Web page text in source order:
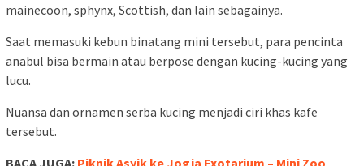
mainecoon, sphynx, Scottish, dan lain sebagainya.
Saat memasuki kebun binatang mini tersebut, para pencinta
anabul bisa bermain atau berpose dengan kucing-kucing yang
lucu.
Nuansa dan ornamen serba kucing menjadi ciri khas kafe
tersebut.
BACA JUGA: Piknik Asyik ke Jogja Exotarium – Mini Zoo